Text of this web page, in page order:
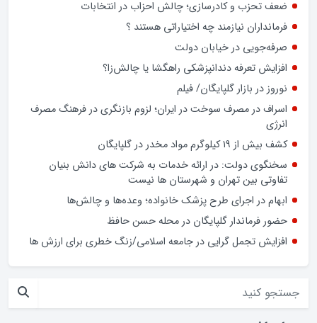
وام ازدواج به بیش از 80درصد متقاضیان پرداخت شده است
هر فردی که نیت خدمت به مردم داشته باشد، حتی بدون داشتن
پرونده رسمی، بسیجی است
ضعف تحزب و کادرسازی؛ چالش احزاب در انتخابات
فرمانداران نیازمند چه اختیاراتی هستند ؟
صرفه‌جویی در خیابان دولت
افزایش تعرفه دندانپزشکی راهگشا یا چالش‌زا؟
نوروز در بازار گلپایگان/ فیلم
اسراف در مصرف سوخت در ایران؛ لزوم بازنگری در فرهنگ مصرف
انرژی
کشف بیش از ۱۹ کیلوگرم مواد مخدر در گلپایگان
سخنگوی دولت: در ارائه خدمات به شرکت های دانش بنیان
تفاوتی بین تهران و شهرستان ها نیست
افزایش تجمل گرایی در جامعه اسلامی/زنگ خطری برای ارزش ها